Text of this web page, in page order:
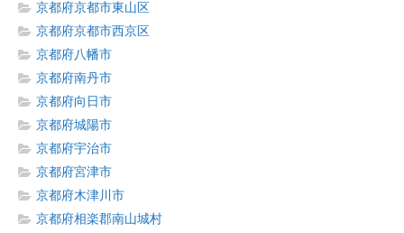
京都府京都市東山区
京都府京都市西京区
京都府八幡市
京都府南丹市
京都府向日市
京都府城陽市
京都府宇治市
京都府宮津市
京都府木津川市
京都府相楽郡南山城村